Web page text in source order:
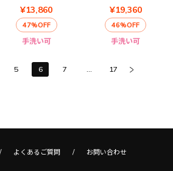
¥13,860
47%OFF
手洗い可
¥19,360
46%OFF
手洗い可
5 6 7 ... 17
よくあるご質問 お問い合わせ